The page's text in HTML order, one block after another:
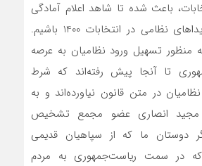
باعث شده تا شاهد اعلام آمادگی
بيش از پيش کانديداهاي نظامي در انتخابات 1400 باشيم.
منظور تسهیل ورود نظامیان به عرصه
تا آنجا پیش رفته‌اند که شرط
در متن قانون نیاورده‌اند و به
مجید انصاری عضو مجمع تشخيص
دوستان ما که از سپاهيان قديمي
که در سمت رياست‌جمهوري به مردم